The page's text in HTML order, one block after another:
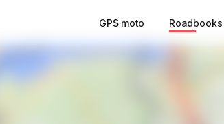
GPS moto Roadbooks